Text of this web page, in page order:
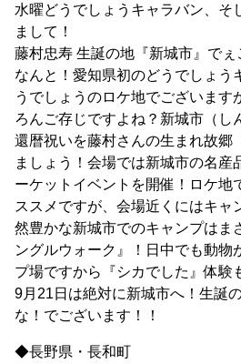
水曜どうでしょうキャラバン、そ
まして！
藤村忠寿 生誕の地『新城市』でぇ
なんと！愛知県初のどうでしょう
うでしょうのロケ地でございます
ろんご存じですよね？新城市（し
還暦祝いを藤村さんの生まれ故郷
ましょう！会場では新城市の名産
ーケットイベントを開催！ロケ地
ススメですが、会場近くにはキャ
然豊かな新城市でのキャンプはま
ングルウォーク』！日中でも動物
プ場ですから『シカでした』体験
9月21日は絶対に新城市へ！生誕
な！でございます！！
◆長野県・長和町